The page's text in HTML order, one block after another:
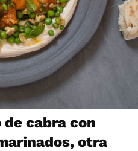
de cabra con
otra